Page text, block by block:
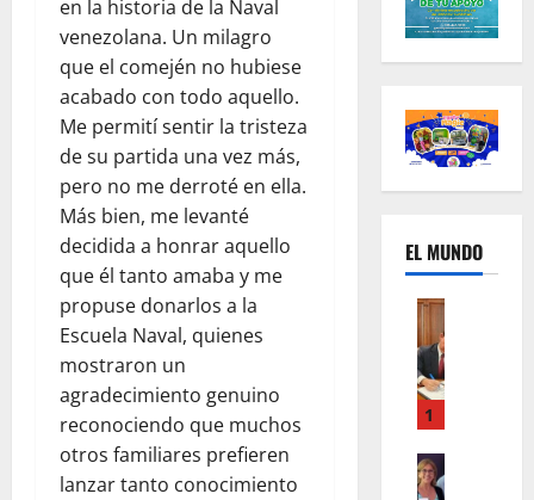
en la historia de la Naval
venezolana. Un milagro
que el comején no hubiese
acabado con todo aquello.
Me permití sentir la tristeza
de su partida una vez más,
pero no me derroté en ella.
Más bien, me levanté
decidida a honrar aquello
que él tanto amaba y me
propuse donarlos a la
Escuela Naval, quienes
mostraron un
agradecimiento genuino
reconociendo que muchos
otros familiares prefieren
lanzar tanto conocimiento
EL MUNDO
1